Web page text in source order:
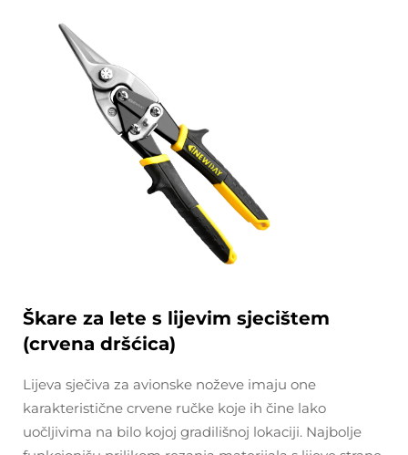
Škare za lete s lijevim sjecištem
(crvena dršćica)
Lijeva sječiva za avionske noževe imaju one
karakteristične crvene ručke koje ih čine lako
uočljivima na bilo kojoj gradilišnoj lokaciji. Najbolje